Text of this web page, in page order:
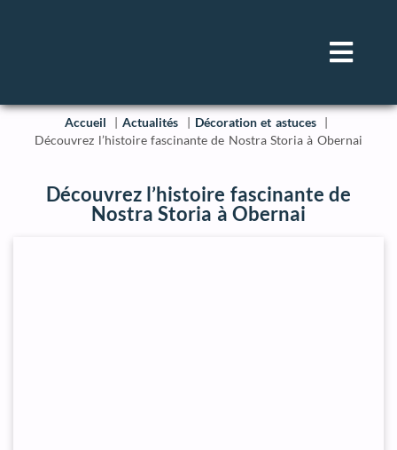
Accueil Actualités
Décoration et astuces
Découvrez l’histoire fascinante de Nostra Storia à Obernai
Découvrez l’histoire fascinante de
Nostra Storia à Obernai